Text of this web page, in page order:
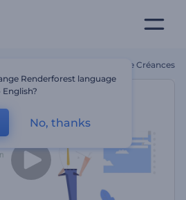
Services De Recouvrement De Créances
Renderforest language
English?
No, thanks